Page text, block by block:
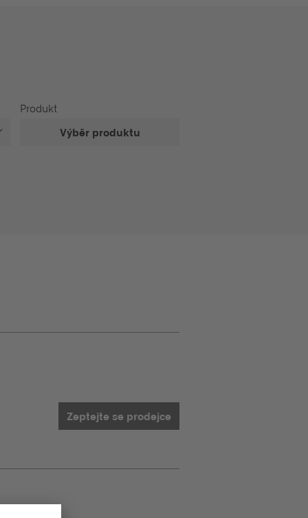
Produkt
Výběr produktu
Zeptejte se prodejce